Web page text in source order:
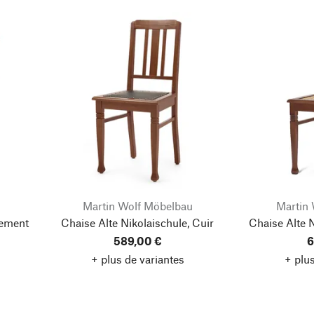
Martin Wolf Möbelbau
Chaise Alte Nikolaischule, Cuir
589,00 €
+ plus de variantes
Martin
Chaise Alte
+